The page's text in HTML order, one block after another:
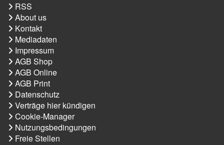
RSS
About us
Kontakt
Mediadaten
Impressum
AGB Shop
AGB Online
AGB Print
Datenschutz
Verträge hier kündigen
Cookie-Manager
Nutzungsbedingungen
Freie Stellen